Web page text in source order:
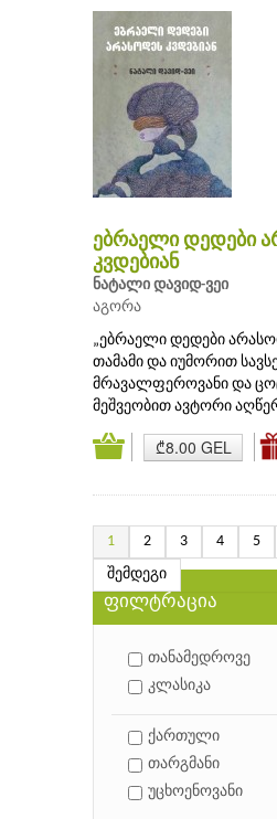
ებრაელი დედები
კვდებიან
ნატალი დავიდ-ვეი
აგორა
„ებრაელი დედები
თამამი და იუმორით
მრავალფეროვანი და
მეშვეობით ავტორი
₾8.00 GEL
1 2 3 4 5
შემდეგი
ფილტრაცია
თანამედროვე
კლასიკა
ქართული
თარგმანი
უცხოენოვანი